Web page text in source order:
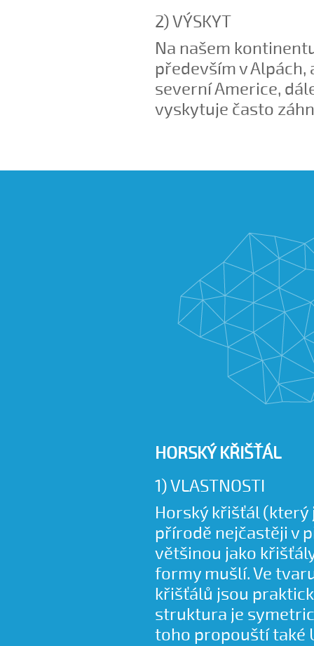
2) VÝSKYT
Na našem
především v
severní Americe,
vyskytuje často
HORSKÝ KŘIŠŤÁL
1) VLASTNOSTI
Horský křišťál
přírodě nejčastěji v
většinou jako
formy mušlí. Ve
křišťálů jsou
struktura je
toho propouští také